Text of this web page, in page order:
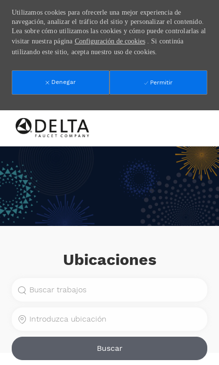
Utilizamos cookies para ofrecerle una mejor experiencia de
navegación, analizar el tráfico del sitio y personalizar el contenido.
Lea sobre cómo utilizamos las cookies y cómo puede controlarlas al
visitar nuestra página Configuración de cookies. Si continúa
utilizando este sitio, acepta nuestro uso de cookies.
Denegar Permitir
Ubicaciones
Buscar